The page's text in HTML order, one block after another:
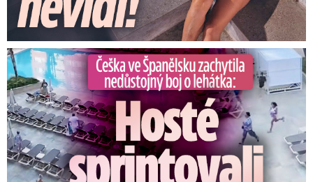
Češka ve Španělsku natočila nedůstojný boj o lehátka